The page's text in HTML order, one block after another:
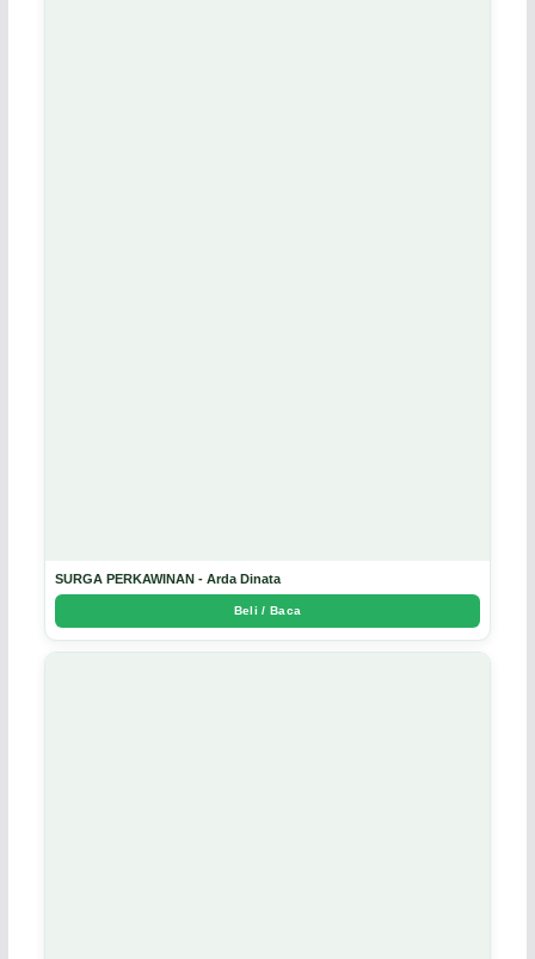
SURGA PERKAWINAN - Arda Dinata
Beli / Baca